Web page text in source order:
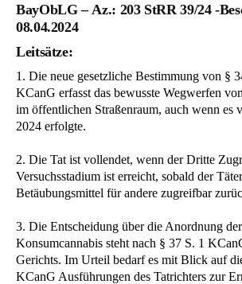
BayObLG – Az.: 203 StRR 39/24 -
08.04.2024
Leitsätze:
1. Die neue gesetzliche Bestimmung von §
KCanG erfasst das bewusste Wegwerfen
im öffentlichen Straßenraum, auch wenn es
2024 erfolgte.
2. Die Tat ist vollendet, wenn der Dritte
Versuchsstadium ist erreicht, sobald der
Betäubungsmittel für andere zugreifbar
3. Die Entscheidung über die Anordnung
Konsumcannabis steht nach § 37 S. 1
Gerichts. Im Urteil bedarf es mit Blick auf
KCanG Ausführungen des Tatrichters zur